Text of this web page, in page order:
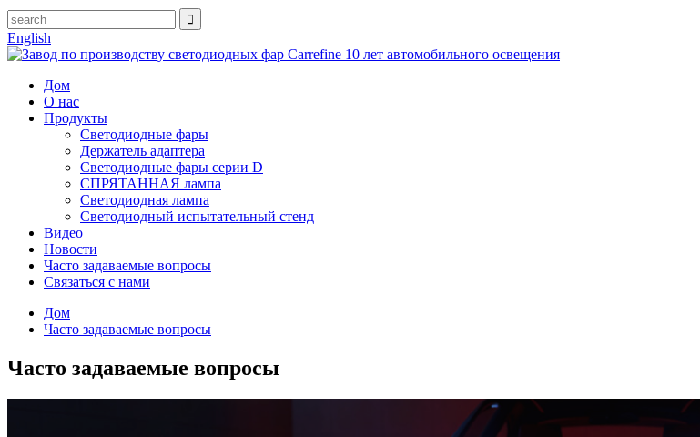
English
Дом
О нас
Продукты
Светодиодные фары
Держатель адаптера
Светодиодные фары серии D
СПРЯТАННАЯ лампа
Светодиодная лампа
Светодиодный испытательный стенд
Видео
Новости
Часто задаваемые вопросы
Связаться с нами
Дом
Часто задаваемые вопросы
Часто задаваемые вопросы